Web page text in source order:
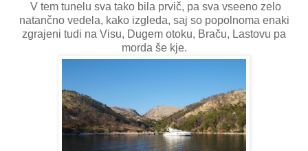
V tem tunelu sva tako bila prvič, pa sva vseeno zelo
natančno vedela, kako izgleda, saj so popolnoma enaki
zgrajeni tudi na Visu, Dugem otoku, Braču, Lastovu pa
morda še kje.